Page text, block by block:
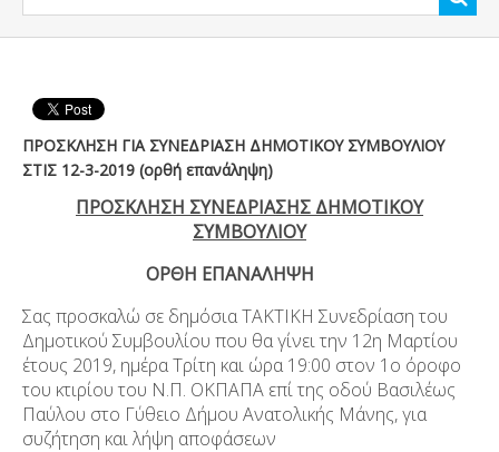
ΠΡΟΣΚΛΗΣΗ ΓΙΑ ΣΥΝΕΔΡΙΑΣΗ ΔΗΜΟΤΙΚΟΥ ΣΥΜΒΟΥΛΙΟΥ
ΣΤΙΣ 12-3-2019 (ορθή επανάληψη)
ΠΡΟΣΚΛΗΣΗ ΣΥΝΕΔΡΙΑΣΗΣ ΔΗΜΟΤΙΚΟΥ
ΣΥΜΒΟΥΛΙΟΥ
ΟΡΘΗ ΕΠΑΝΑΛΗΨΗ
Σας προσκαλώ σε δημόσια ΤΑΚΤΙΚΗ Συνεδρίαση του
Δημοτικού Συμβουλίου που θα γίνει την 12η Μαρτίου
έτους 2019, ημέρα Τρίτη και ώρα 19:00 στον 1ο όροφο
του κτιρίου του Ν.Π. ΟΚΠΑΠΑ επί της οδού Βασιλέως
Παύλου στο Γύθειο Δήμου Ανατολικής Μάνης, για
συζήτηση και λήψη αποφάσεων